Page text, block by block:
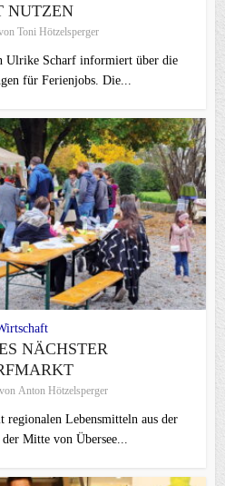
NUTZEN
Toni Hötzelsperger
Ulrike Scharf informiert über die
für Ferienjobs. Die...
NÄCHSTER
von Anton Hötzelsperger
Lebensmitteln aus der
Mitte von Übersee...